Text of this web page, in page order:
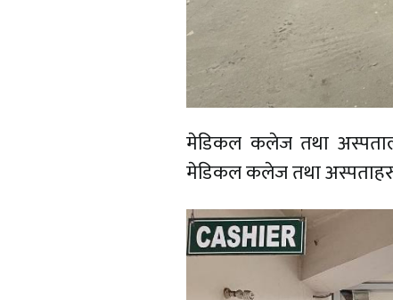
मेडिकल कलेज तथा
मेडिकल कलेज तथा